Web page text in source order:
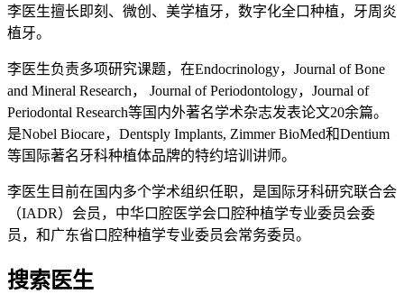
李医生擅长即刻、微创、美学植牙，数字化全口种植，牙周炎
植牙。
李医生负责多项研究课题，在Endocrinology，Journal of Bone
and Mineral Research， Journal of Periodontology，Journal of
Periodontal Research等国内外著名学术杂志发表论文20余篇。
是Nobel Biocare，Dentsply Implants, Zimmer BioMed和Dentium
等国际著名牙科种植体品牌的特约培训讲师。
李医生目前在国内多个学术组织任职，是国际牙科研究联合会
（IADR）会员，中华口腔医学会口腔种植学专业委员会委
员，和广东省口腔种植学专业委员会常务委员。
搜索医生